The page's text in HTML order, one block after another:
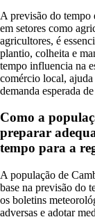
A previsão do
em setores como
agricultores, é
plantio, colheita e
tempo influencia na
comércio local, ajuda
demanda esperada
Como a
preparar
tempo para a
A população de
base na previsão do
os boletins
adversas e adotar